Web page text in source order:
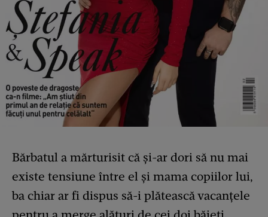
Bărbatul a mărturisit că și-ar dori să nu mai
existe tensiune între el și mama copiilor lui,
ba chiar ar fi dispus să-i plătească vacanțele